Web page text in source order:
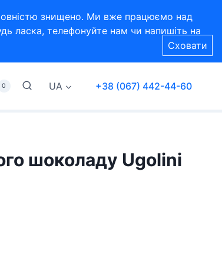
знищено. Ми вже працюємо над
ласка, телефонуйте нам чи напишіть на
Сховати
0 UA +38 (067) 442-44-60
шоколаду Ugolini